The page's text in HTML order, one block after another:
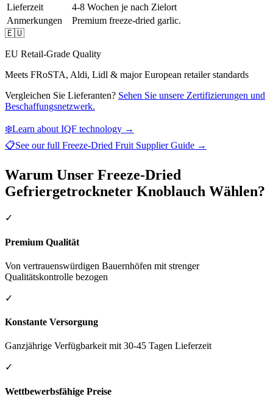
Lieferzeit
4-8 Wochen je nach Zielort
Anmerkungen
Premium freeze-dried garlic.
🇪🇺
EU Retail-Grade Quality
Meets FRoSTA, Aldi, Lidl & major European retailer standards
Vergleichen Sie Lieferanten? Sehen Sie unsere Zertifizierungen und
Beschaffungsnetzwerk.
❄️Learn about IQF technology →
📋See our full Freeze-Dried Fruit Supplier Guide →
Warum Unser Freeze-Dried
Gefriergetrockneter Knoblauch Wählen?
✓
Premium Qualität
Von vertrauenswürdigen Bauernhöfen mit strenger
Qualitätskontrolle bezogen
✓
Konstante Versorgung
Ganzjährige Verfügbarkeit mit 30-45 Tagen Lieferzeit
✓
Wettbewerbsfähige Preise